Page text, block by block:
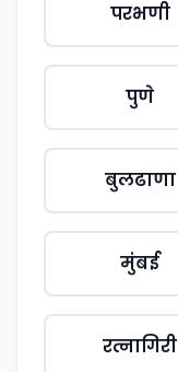
परभणी
पुणे
बुलढाणा
मुंबई
रत्नागिरी